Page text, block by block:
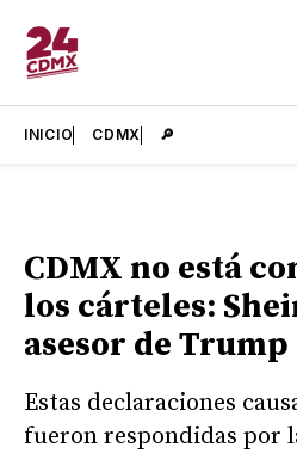
INICIO CDMX 🔎
CDMX no está
los cárteles:
asesor de Trump
Estas declaraciones
fueron respondidas por